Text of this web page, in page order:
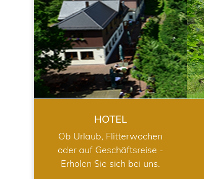
HOTEL
Ob Urlaub, Flitterwochen
oder auf Geschäftsreise -
Erholen Sie sich bei uns.